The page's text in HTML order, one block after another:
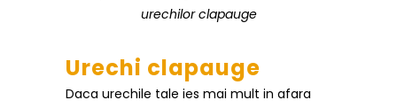
urechilor clapauge
Urechi clapauge
Daca urechile tale ies mai mult in afara